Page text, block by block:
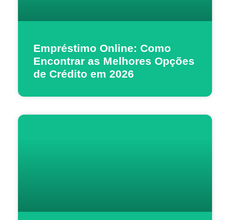
Empréstimo Online: Como
Encontrar as Melhores Opções
de Crédito em 2026